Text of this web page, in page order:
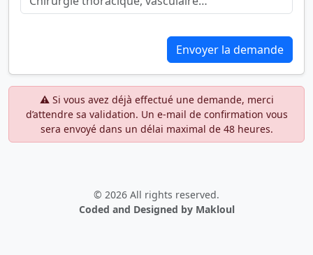
Envoyer la demande
⚠️Si vous avez déjà effectué une demande, merci
d’attendre sa validation. Un e-mail de confirmation vous
sera envoyé dans un délai maximal de 48 heures.
© 2026 All rights reserved.
Coded and Designed by Makloul